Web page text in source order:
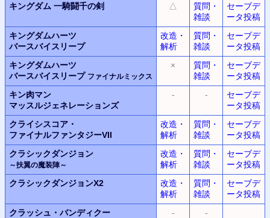
キングダム 一騎闘千の剣 △
質問・
雑談
セーブデ
ータ投稿
キングダムハーツ
バースバイスリープ
改造・
解析
質問・
雑談
セーブデ
ータ投稿
キングダムハーツ
バースバイスリープ ファイナルミックス
×
質問・
雑談
セーブデ
ータ投稿
キン肉マン
マッスルジェネレーションズ
- -
セーブデ
ータ投稿
クライシスコア・
ファイナルファンタジーVII
改造・
解析
質問・
雑談
セーブデ
ータ投稿
クラシックダンジョン
～扶翼の魔装陣～
改造・
解析
質問・
雑談
セーブデ
ータ投稿
クラシックダンジョンX2
改造・
解析
質問・
雑談
セーブデ
ータ投稿
クラッシュ・バンディクー
- -